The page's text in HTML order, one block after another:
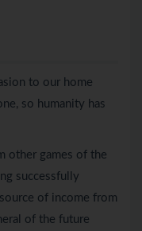
to our home
so humanity has
other games of the
successfully
of income from
of the future